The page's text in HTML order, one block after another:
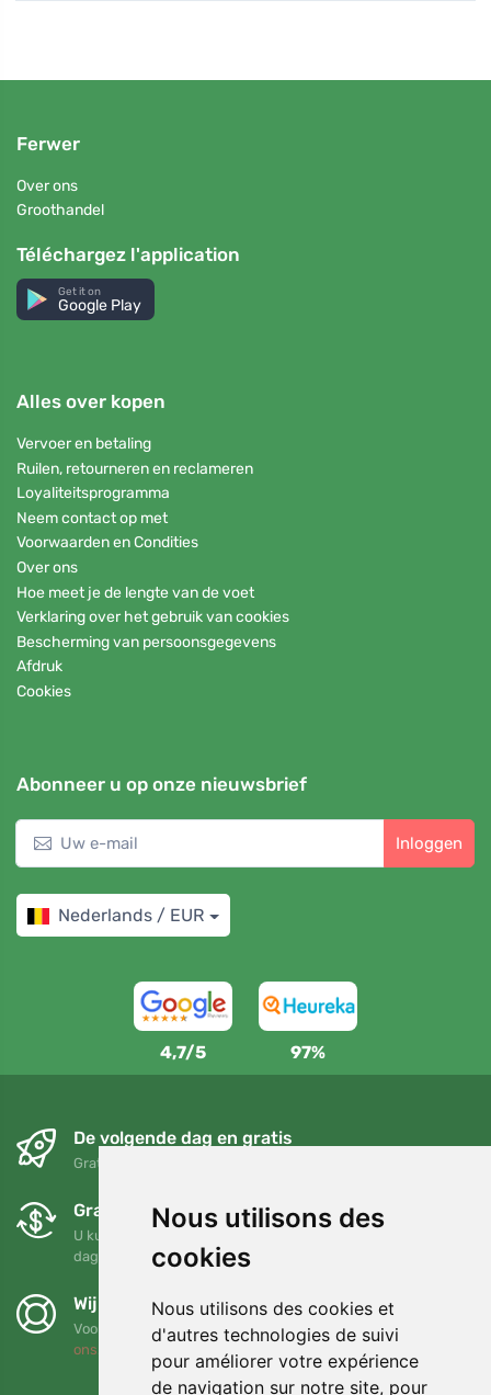
Nous utilisons des
cookies
Nous utilisons des cookies et
d'autres technologies de suivi
pour améliorer votre expérience
de navigation sur notre site, pour
Ferwer
Over ons
Groothandel
Téléchargez l'application
Get it on
Google Play
Alles over kopen
Vervoer en betaling
Ruilen, retourneren en reclameren
Loyaliteitsprogramma
Neem contact op met
Voorwaarden en Condities
Over ons
Hoe meet je de lengte van de voet
Verklaring over het gebruik van cookies
Bescherming van persoonsgegevens
Afdruk
Cookies
Abonneer u op onze nieuwsbrief
Inloggen
Nederlands / EUR
4,7/5 97%
De volgende dag en gratis
Gratis verzending voor bestellingen boven 95 EUR
Gratis ruilen en retourneren
U kunt uw bestelling op elk gewenst moment binnen 90
dagen retourneren of ruilen
Wij steunen Trees.org
Voor elke bestelling planten we een boom! Lees meer
ons